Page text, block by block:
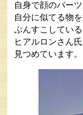
自身で顔のパー
自分に似てる物
ぷんすこしてい
ヒアルロンさん
見つめています。